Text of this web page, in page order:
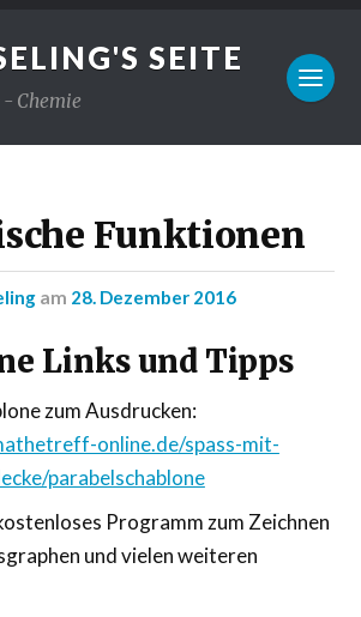
SEITE
Chemie
Funktionen
am 28. Dezember 2016
Links und Tipps
zum Ausdrucken:
online.de/spass-mit-
parabelschablone
Programm zum Zeichnen
und vielen weiteren